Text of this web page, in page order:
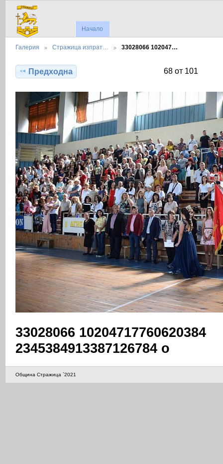
Начало
Галерия Стражица изпрат… 33028066 102047…
Предходна 68 от 101
33028066 10204717760620384
2345384913387126784 o
Община Стражица `2021